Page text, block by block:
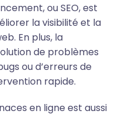
ou SEO, est
la visibilité et la
En plus, la
de problèmes
ou d’erreurs de
rapide.
en ligne est aussi